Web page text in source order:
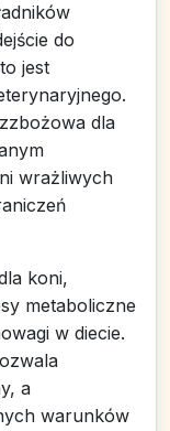
do
jest
dla
wrażliwych
koni,
metaboliczne
w diecie.
a
warunków